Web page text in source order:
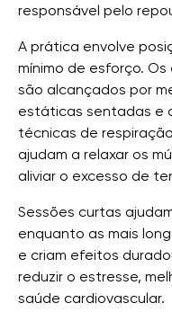
responsável pelo
A prática envolve
mínimo de esforço.
são alcançados por
estáticas sentadas e
técnicas de
ajudam a relaxar os
aliviar o excesso de
Sessões curtas
enquanto as mais
e criam efeitos
reduzir o estresse,
saúde cardiovascular.